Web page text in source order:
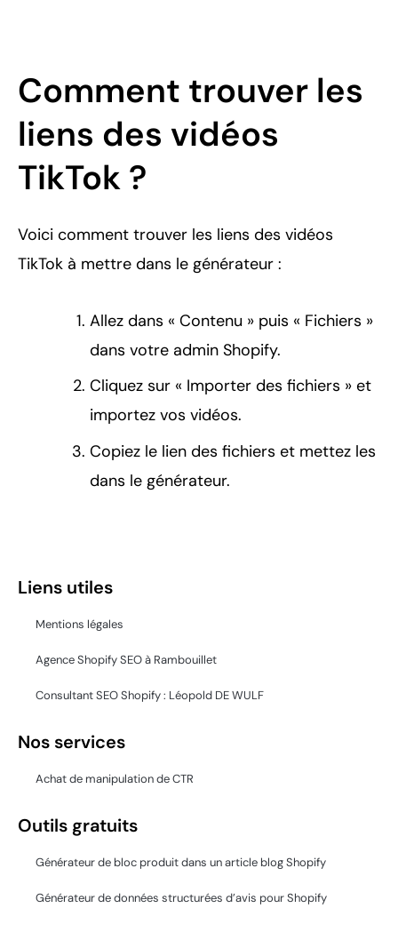
Comment trouver les
liens des vidéos
TikTok ?
Voici comment trouver les liens des vidéos
TikTok à mettre dans le générateur :
Allez dans « Contenu » puis « Fichiers »
dans votre admin Shopify.
Cliquez sur « Importer des fichiers » et
importez vos vidéos.
Copiez le lien des fichiers et mettez les
dans le générateur.
Liens utiles
Mentions légales
Agence Shopify SEO à Rambouillet
Consultant SEO Shopify : Léopold DE WULF
Nos services
Achat de manipulation de CTR
Outils gratuits
Générateur de bloc produit dans un article blog Shopify
Générateur de données structurées d’avis pour Shopify